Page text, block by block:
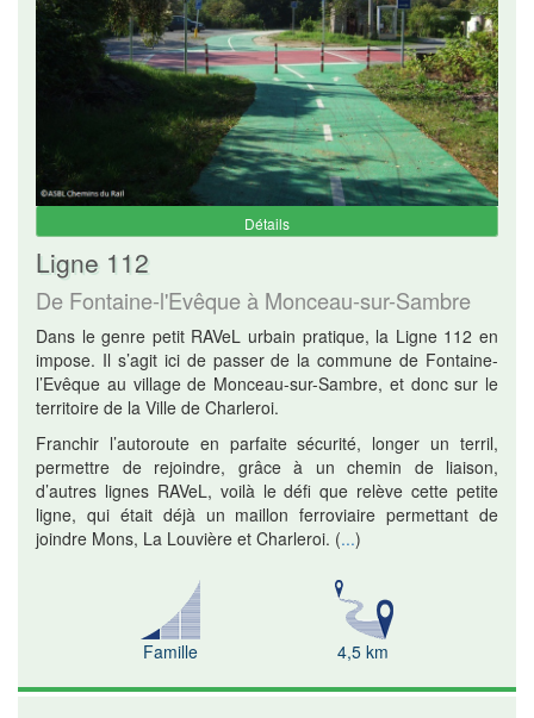
Détails
Ligne 112
De Fontaine-l'Evêque à Monceau-sur-Sambre
Dans le genre petit RAVeL urbain pratique, la Ligne 112 en
impose. Il s’agit ici de passer de la commune de Fontaine-
l’Evêque au village de Monceau-sur-Sambre, et donc sur le
territoire de la Ville de Charleroi.
Franchir l’autoroute en parfaite sécurité, longer un terril,
permettre de rejoindre, grâce à un chemin de liaison,
d’autres lignes RAVeL, voilà le défi que relève cette petite
ligne, qui était déjà un maillon ferroviaire permettant de
joindre Mons, La Louvière et Charleroi. (...)
Famille 4,5 km